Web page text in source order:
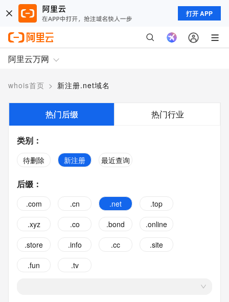
打开 APP
阿里云万网
whois首页 > 新注册.net域名
热门后缀 热门行业
类别 ：
待删除 新注册 最近查询
后缀 ：
.com .cn .net
.top
.xyz
.co .bond
.online
.store
.info .cc
.site
.fun
.tv